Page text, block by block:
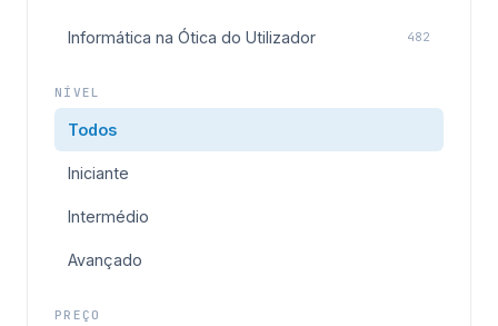
Informática na Ótica do Utilizador 482
NÍVEL
Todos
Iniciante
Intermédio
Avançado
PREÇO